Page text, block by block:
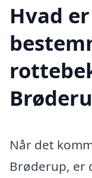
Hvad
Når det
Brøderup, er